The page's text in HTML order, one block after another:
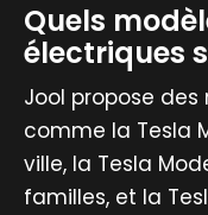
Quels
électriques
Jool propose
comme la Tesla
ville, la Tesla
familles, et la